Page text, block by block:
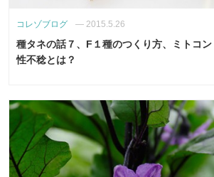
コレゾブログ — 2015.5.26
種タネの話７、F１種のつくり方、ミトコ
性不稔とは？